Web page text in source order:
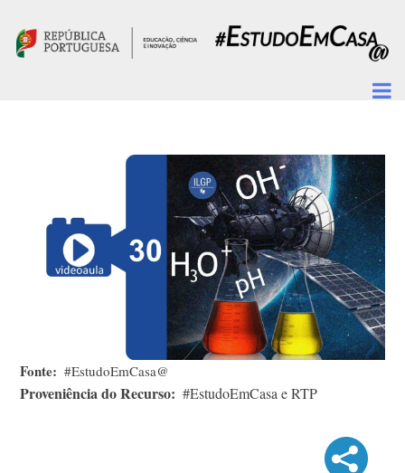
Fonte #EstudoEmCasa@
Proveniência do Recurso #EstudoEmCasa e RTP